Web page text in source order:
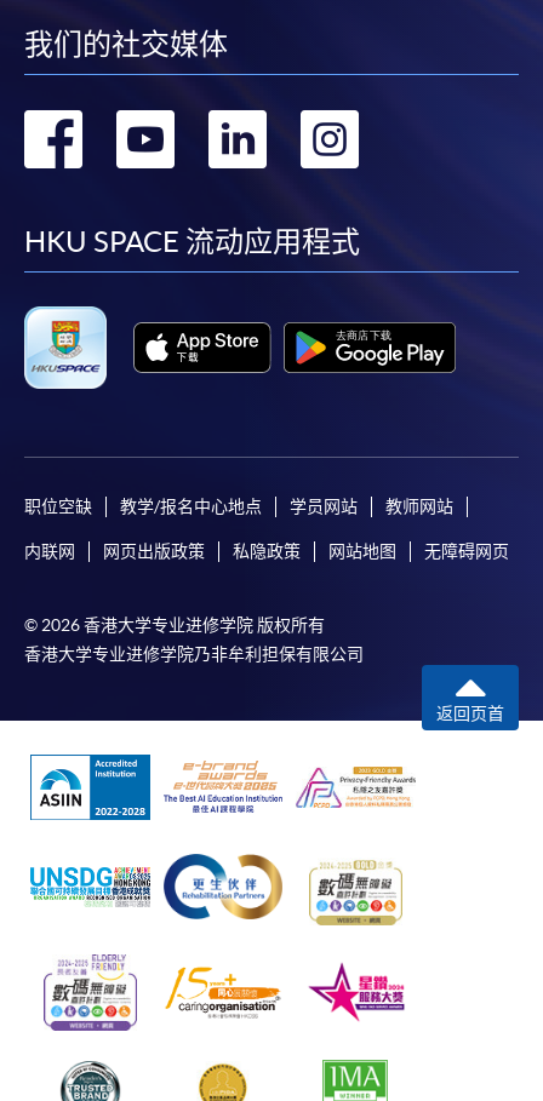
我们的社交媒体
转
facebook
转
youtube
转
linkedin
转
HKU SPACE 流动应用程式
职位空缺 教学/报名中心地点 学员网站 教师网站
内联网 网页出版政策 私隐政策 网站地图 无障碍网页
© 2026 香港大学专业进修学院 版权所有
香港大学专业进修学院乃非牟利担保有限公司
返回页首